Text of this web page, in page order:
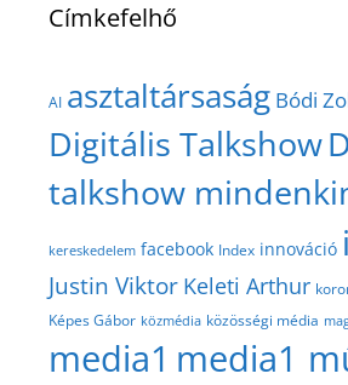
Címkefelhő
AI asztaltársaság Bódi
Digitális Talkshow
talkshow
kereskedelem facebook Index innováció
Justin Viktor Keleti Arthur
Képes Gábor közmédia közösségi média
media1 media1